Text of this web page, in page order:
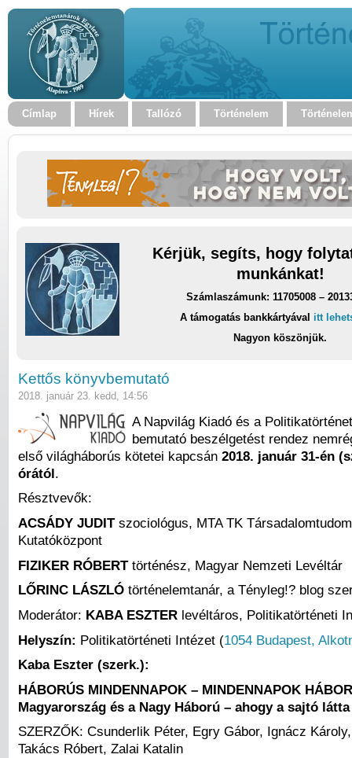
Címlap Hírek Tallózó Történelem
Kérjük, segíts, hogy
munkánkat!
Számlaszámunk: 11705008 –
A támogatás bankkártyával itt
Nagyon köszönjük.
Kettős könyvbemutató
2018. január 23. kedd, 14:56
A Napvilág Kiadó és a
bemutató beszélgetést rendez
első világháborús kötetei kapcsán 2018. január 31-én
órától.
Résztvevők:
ACSÁDY JUDITszociológus, MTA TK
Kutatóközpont
FIZIKER RÓBERTtörténész, Magyar Nemzeti Levéltár
LŐRINC LÁSZLÓ történelemtanár, a Tényleg!? blog
Moderátor: KABA ESZTER levéltáros, Politikatörténeti
Helyszín: Politikatörténeti Intézet (1054 Budapest,
Kaba Eszter (szerk.):
HÁBORÚS MINDENNAPOK – MINDENNAPOK
Magyarország és a Nagy Háború – ahogy a sajtó látta
SZERZŐK: Csunderlik Péter, Egry Gábor, Ignácz
Takács Róbert, Zalai Katalin